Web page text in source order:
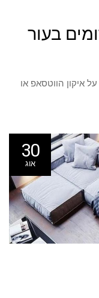
בעור
איקון הווטסאפ או
30
אוג